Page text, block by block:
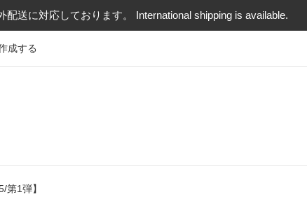
配送に対応しております。 International shipping is available.
成する
第1弾】